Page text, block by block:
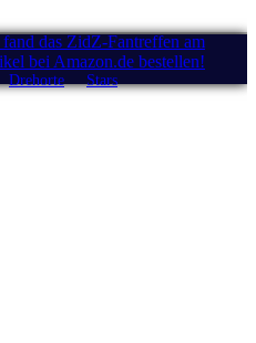
das ZidZ-Fantreffen am
bei Amazon.de bestellen!
Drehorte Stars